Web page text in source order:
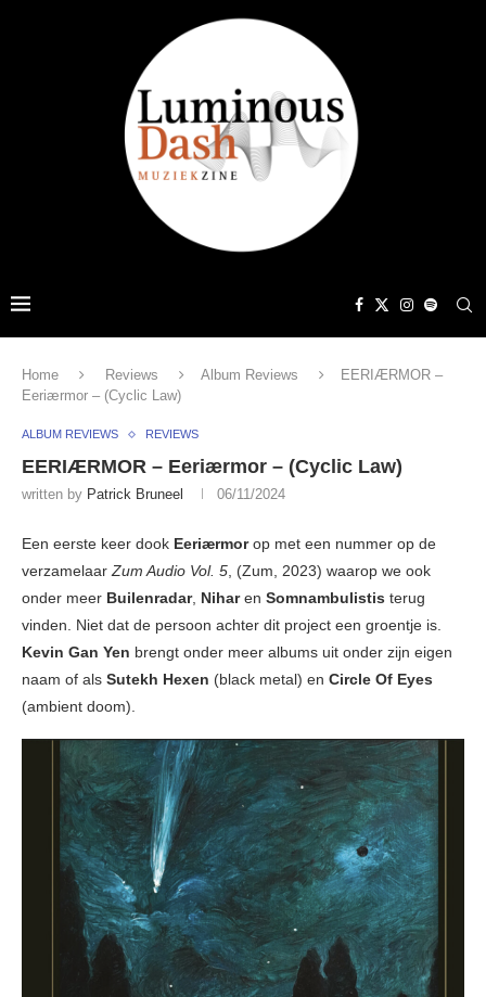
Home Reviews Album Reviews
EERIÆRMOR –
Eeriærmor – (Cyclic Law)
ALBUM REVIEWS REVIEWS
EERIÆRMOR – Eeriærmor – (Cyclic Law)
written by Patrick Bruneel 06/11/2024
Een eerste keer dook Eeriærmorop met een nummer op de
verzamelaarZum Audio Vol. 5, (Zum, 2023) waarop we ook
onder meer Builenradar, Niharen Somnambulistis terug
vinden. Niet dat de persoon achter dit project een groentje is.
Kevin Gan Yen brengt onder meer albums uit onder zijn eigen
naam of als Sutekh Hexen (black metal) en Circle Of Eyes
(ambient doom).